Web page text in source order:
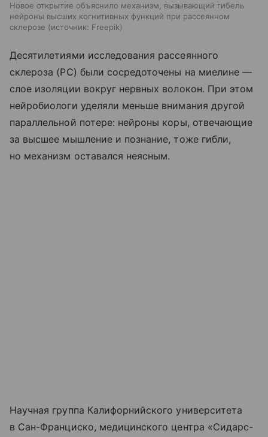
Новое открытие объяснило механизм, вызывающий гибель
нейроны высших когнитивных функций при рассеянном
склерозе
источник: Freepik
Десятилетиями исследования рассеянного
склероза (РС) были сосредоточены на миелине —
слое изоляции вокруг нервных волокон. При этом
нейробиологи уделяли меньше внимания другой
параллельной потере: нейроны коры, отвечающие
за высшее мышление и познание, тоже гибли,
но механизм оставался неясным.
Научная группа Калифорнийского университета
в Сан-Франциско, медицинского центра «Сидарс-